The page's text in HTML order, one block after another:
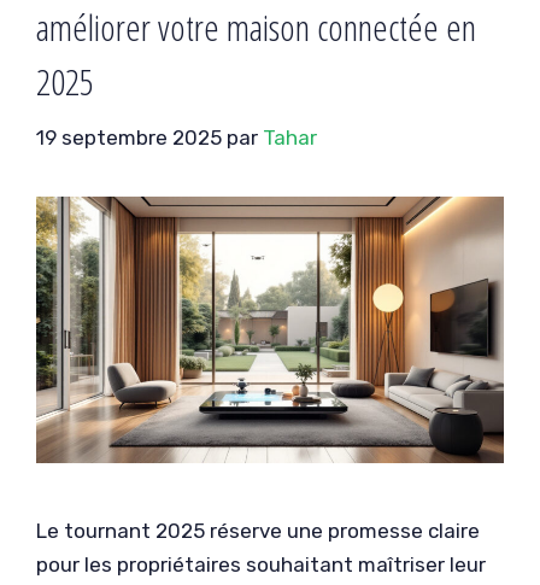
améliorer votre maison connectée en
2025
19 septembre 2025 par Tahar
Le tournant 2025 réserve une promesse claire
pour les propriétaires souhaitant maîtriser leur